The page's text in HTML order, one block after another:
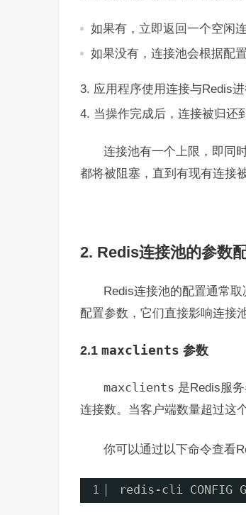
如果有，立即返回一个空闲连
如果没有，连接池会根据配
应用程序使用连接与Redis进
当操作完成后，连接被归还
连接池有一个上限，即同
都将被阻塞，直到有现有连接
2. Redis连接池的参数
Redis连接池的配置通常
配置参数，它们直接影响连接
2.1 maxclients 参数
maxclients 是Redis服
连接数。当客户端数量超过这
你可以通过以下命令查看
1 redis-cli CONFIG